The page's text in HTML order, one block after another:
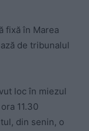
fixă în Marea
de tribunalul
loc în miezul
11.30
din senin, o